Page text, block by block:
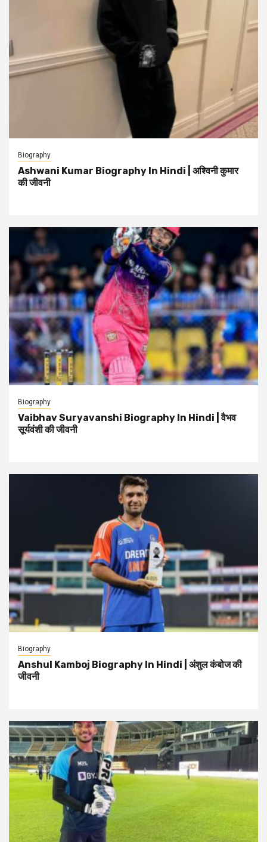
Biography
Ashwani Kumar Biography In Hindi | अश्विनी कुमार
की जीवनी
Biography
Vaibhav Suryavanshi Biography In Hindi | वैभव
सूर्यवंशी की जीवनी
Biography
Anshul Kamboj Biography In Hindi | अंशुल कंबोज की
जीवनी